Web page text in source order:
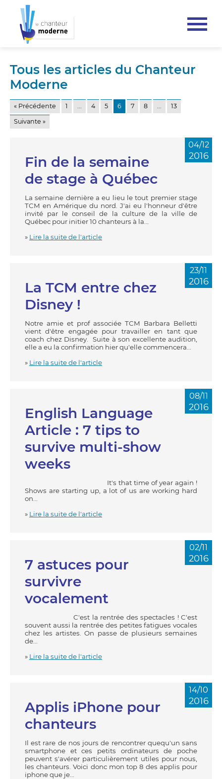
Tous les articles du Chanteur
Moderne
« Précédente 1 ... 4 5 6 7 8 ... 13
Suivante »
Fin de la semaine
de stage à Québec
04/12
2016
La semaine dernière a eu lieu le tout premier stage
TCM en Amérique du nord. J'ai eu l'honneur d'être
invité par le conseil de la culture de la ville de
Québec pour initier 10 chanteurs à la...
» Lire la suite de l'article
La TCM entre chez
Disney !
23/11
2016
Notre amie et prof associée TCM Barbara Belletti
vient d'être engagée pour travailler en tant que
coach chez Disney. Suite à son excellente audition,
elle a eu la confirmation hier qu'elle commencera...
» Lire la suite de l'article
English Language
Article : 7 tips to
survive multi-show
weeks
08/11
2016
It's that time of year again !
Shows are starting up, a lot of us are working hard
on...
» Lire la suite de l'article
7 astuces pour
survivre
vocalement
02/11
2016
C'est la rentrée des spectacles ! C'est
souvent aussi la rentrée des petites fatigues vocales
chez les artistes. On passe de plusieurs semaines
de...
» Lire la suite de l'article
Applis iPhone pour
chanteurs
14/10
2016
Il est rare de nos jours de rencontrer quequ'un sans
smartphone et ces petits ordinateurs de poche
peuvent s'avérer particulièrement utiles pour nous,
les chanteurs. Voici donc mon top 8 des applis pour
iphone que je...